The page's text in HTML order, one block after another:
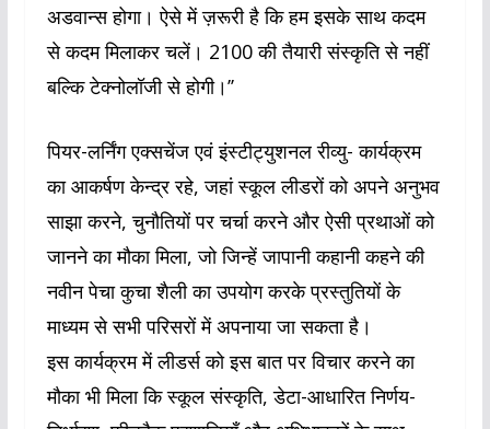
अडवान्स होगा। ऐसे में ज़रूरी है कि हम इसके साथ कदम
से कदम मिलाकर चलें। 2100 की तैयारी संस्कृति से नहीं
बल्कि टेक्नोलॉजी से होगी।’’
पियर-लर्निंग एक्सचेंज एवं इंस्टीट्युशनल रीव्यु- कार्यक्रम
का आकर्षण केन्द्र रहे, जहां स्कूल लीडरों को अपने अनुभव
साझा करने, चुनौतियों पर चर्चा करने और ऐसी प्रथाओं को
जानने का मौका मिला, जो जिन्हें जापानी कहानी कहने की
नवीन पेचा कुचा शैली का उपयोग करके प्रस्तुतियों के
माध्यम से सभी परिसरों में अपनाया जा सकता है।
इस कार्यक्रम में लीडर्स को इस बात पर विचार करने का
मौका भी मिला कि स्कूल संस्कृति, डेटा-आधारित निर्णय-